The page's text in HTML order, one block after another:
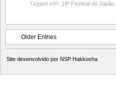
Tagged with: 16º Festival do Japão,
Older Entries
Site desenvolvido por NSP Hakkosha